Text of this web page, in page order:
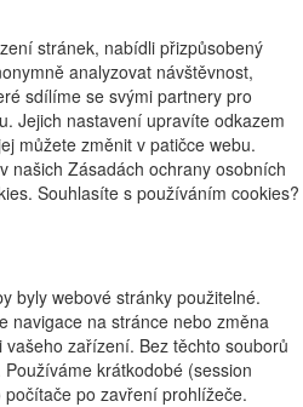
stránek, nabídli přizpůsobený
analyzovat návštěvnost,
sdílíme se svými partnery pro
Jejich nastavení upravíte odkazem
můžete změnit v patičce webu.
našich Zásadách ochrany osobních
Souhlasíte s používáním cookies?
byly webové stránky použitelné.
navigace na stránce nebo změna
zařízení. Bez těchto souborů
krátkodobé (session
po zavření prohlížeče.